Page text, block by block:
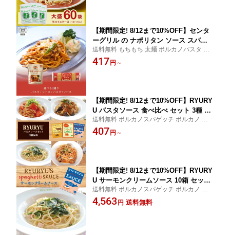
【期間限定! 8/12まで10%OFF】センタ
ーグリル の ナポリタン ソース スパゲ
ッチ 2.2mm 450g 家庭用 パスタ / 国産
もちもち 太麺 ボルカノ 2.2 太麺パスタ
送料無料 もちもち 太麺 ボルカノパスタ 乾
麺 スパゲッティ スパゲッティソース 2.2m
m ナポリタンソース パスタ麺 太麺スパゲッ
417 円 ～
【期間限定! 8/12まで10%OFF】RYURY
U パスタソース 食べ比べ セット 3種 12
食 / 国産 サーモン サーモンクリーム ク
リームソース ミート ミートソース トマ
送料無料 ボルカノスパゲッチ ボルカノ ボ
ルカノパスタ
407 円 ～
【期間限定! 8/12まで10%OFF】RYURY
U サーモンクリームソース 10箱 セット
/ 国産 サーモン サーモンクリーム クリ
ームソース ミート ミートソース トマト
送料無料 ボルカノスパゲッチ ボルカノ ボ
ルカノパスタ
4,563 円 送料無料